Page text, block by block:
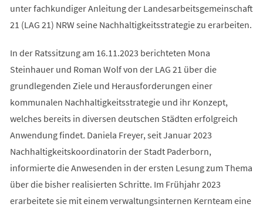
unter fachkundiger Anleitung der Landesarbeitsgemeinschaft
21 (LAG 21) NRW seine Nachhaltigkeitsstrategie zu erarbeiten.
In der Ratssitzung am 16.11.2023 berichteten Mona
Steinhauer und Roman Wolf von der LAG 21 über die
grundlegenden Ziele und Herausforderungen einer
kommunalen Nachhaltigkeitsstrategie und ihr Konzept,
welches bereits in diversen deutschen Städten erfolgreich
Anwendung findet. Daniela Freyer, seit Januar 2023
Nachhaltigkeitskoordinatorin der Stadt Paderborn,
informierte die Anwesenden in der ersten Lesung zum Thema
über die bisher realisierten Schritte. Im Frühjahr 2023
erarbeitete sie mit einem verwaltungsinternen Kernteam eine